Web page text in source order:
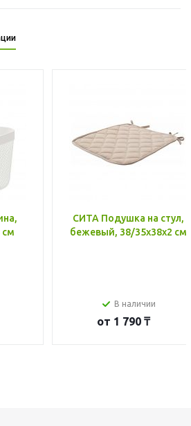
см
СИТА Подушка на стул,
бежевый, 38/35x38x2 см
В наличии
от 1 790 ₸